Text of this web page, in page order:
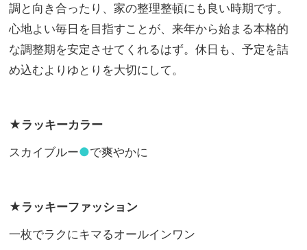
調と向き合ったり、家の整理整頓にも良い時期です。
心地よい毎日を目指すことが、来年から始まる本格的
な調整期を安定させてくれるはず。休日も、予定を詰
め込むよりゆとりを大切にして。
★ラッキーカラー
スカイブルー●で爽やかに
★ラッキーファッション
一枚でラクにキマるオールインワン